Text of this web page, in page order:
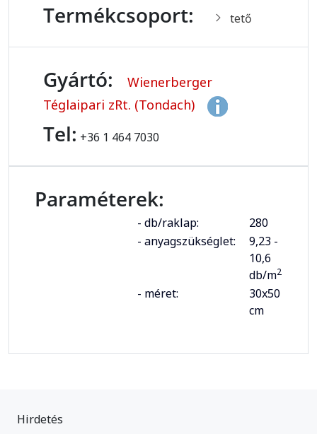
Termékcsoport: tető
Gyártó:
Wienerberger
Téglaipari zRt. (Tondach)
Tel: +36 1 464 7030
Paraméterek:
- db/raklap:
280
- anyagszükséglet:
9,23 -
10,6
db/m2
- méret:
30x50
cm
Hirdetés